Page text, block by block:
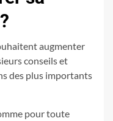
augmenter
conseils et
des plus importants
pour toute